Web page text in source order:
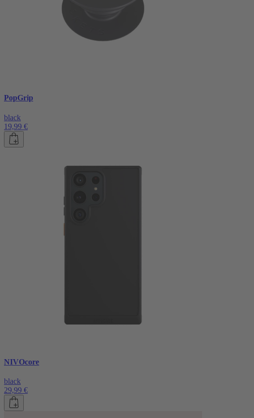
PopGrip
black
19,99 €
NIVOcore
black
29,99 €